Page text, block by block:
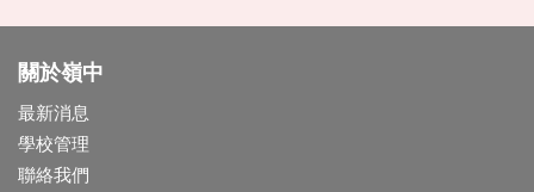
關於嶺中
最新消息
學校管理
聯絡我們